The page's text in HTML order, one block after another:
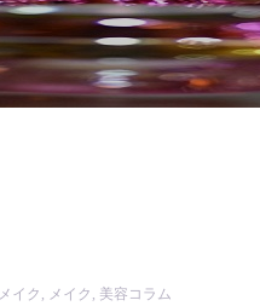
イク メイク 美容コラム